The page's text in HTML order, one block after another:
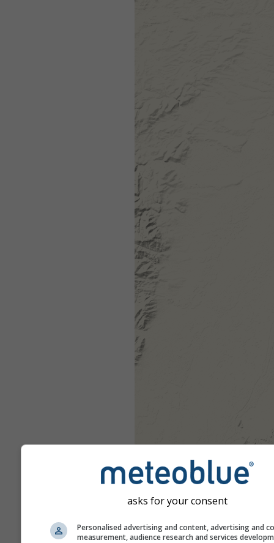
asks for your consent
Personalised advertising and content, advertising and
measurement, audience research and services